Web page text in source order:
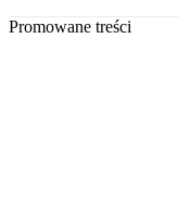
Promowane treści